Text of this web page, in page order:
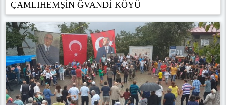
ÇAMLIHEMŞİN ĞVANDİ KÖYÜ